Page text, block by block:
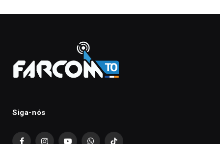
Siga-nós